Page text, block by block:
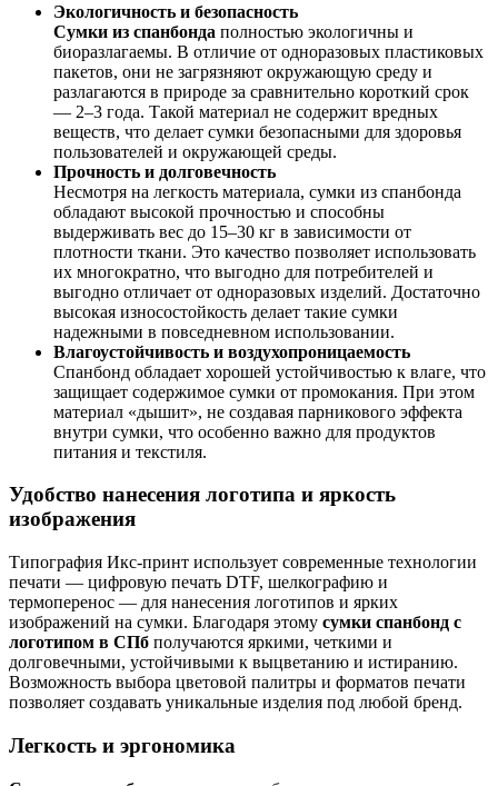
Экологичность и безопасность
Сумки из спанбонда полностью экологичны и
биоразлагаемы. В отличие от одноразовых пластиковых
пакетов, они не загрязняют окружающую среду и
разлагаются в природе за сравнительно короткий срок
— 2–3 года. Такой материал не содержит вредных
веществ, что делает сумки безопасными для здоровья
пользователей и окружающей среды.
Прочность и долговечность
Несмотря на легкость материала, сумки из спанбонда
обладают высокой прочностью и способны
выдерживать вес до 15–30 кг в зависимости от
плотности ткани. Это качество позволяет использовать
их многократно, что выгодно для потребителей и
выгодно отличает от одноразовых изделий. Достаточно
высокая износостойкость делает такие сумки
надежными в повседневном использовании.
Влагоустойчивость и воздухопроницаемость
Спанбонд обладает хорошей устойчивостью к влаге, что
защищает содержимое сумки от промокания. При этом
материал «дышит», не создавая парникового эффекта
внутри сумки, что особенно важно для продуктов
питания и текстиля.
Удобство нанесения логотипа и яркость
изображения
Типография Икс-принт использует современные технологии
печати — цифровую печать DTF, шелкографию и
термоперенос — для нанесения логотипов и ярких
изображений на сумки. Благодаря этому сумки спанбонд с
логотипом в СПб получаются яркими, четкими и
долговечными, устойчивыми к выцветанию и истиранию.
Возможность выбора цветовой палитры и форматов печати
позволяет создавать уникальные изделия под любой бренд.
Легкость и эргономика